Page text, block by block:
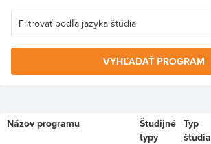
VYHĽADAŤ PROGRAM
Názov programu
Študijné
typy
Typ
štúdia